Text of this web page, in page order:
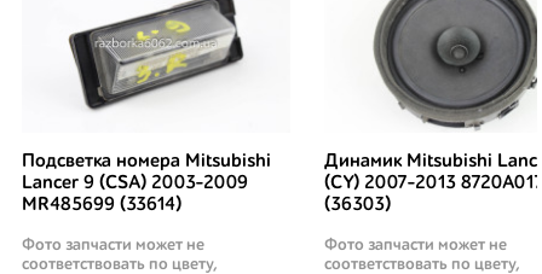
Подсветка номера Mitsubishi
Lancer 9 (CSA) 2003-2009
MR485699 (33614)
Фото запчасти может не
соответствовать по цвету,
Динамик Mitsubishi
(CY) 2007-2013
(36303)
Фото запчасти может не
соответствовать по цвету,